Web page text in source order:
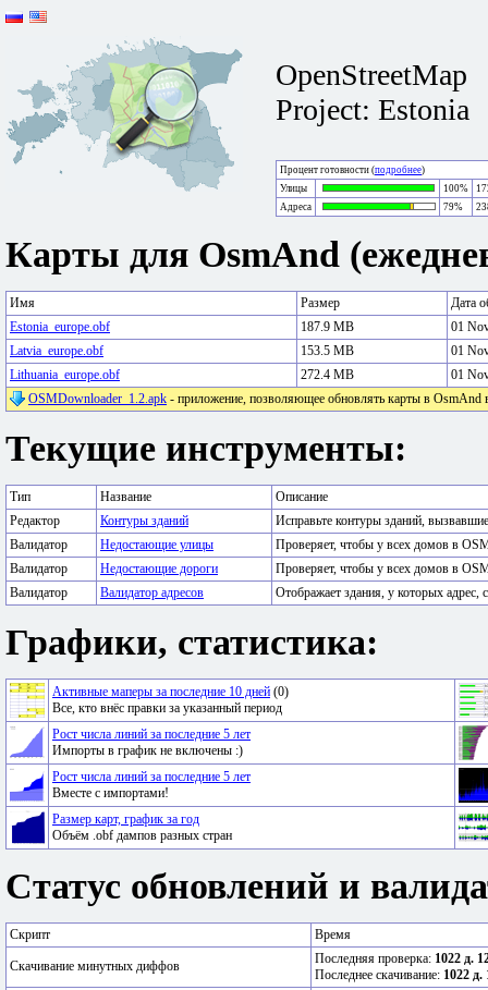
OpenStreetMap
Project: Estonia
Процент готовности (подробнее)
Улицы
100%
Адреса
79%
Карты для OsmAnd
Имя Размер
Дата
Estonia_europe.obf
187.9 MB
01
Latvia_europe.obf
153.5 MB
01
Lithuania_europe.obf
272.4 MB
01
OSMDownloader_1.2.apk - приложение, позволяющее обновлять карты в OsmAnd
Текущие инструменты:
Тип Название
Описание
Редактор
Контуры зданий
Исправьте контуры зданий,
Валидатор
Недостающие улицы
Проверяет, чтобы у всех домов в
Валидатор
Недостающие дороги
Проверяет, чтобы у всех домов в
Валидатор
Валидатор адресов Отображает здания, у которых адрес,
Графики, статистика:
Активные маперы за последние 10 дней (0)
Все, кто внёс правки за указанный период
Рост числа линий за последние 5 лет
Импорты в график не включены :)
Рост числа линий за последние 5 лет
Вместе с импортами!
Размер карт, график за год
Объём .obf дампов разных стран
Статус обновлений и
Скрипт Время
Скачивание минутных диффов Последняя проверка: 1022 д.
Последнее скачивание: 1022 д.